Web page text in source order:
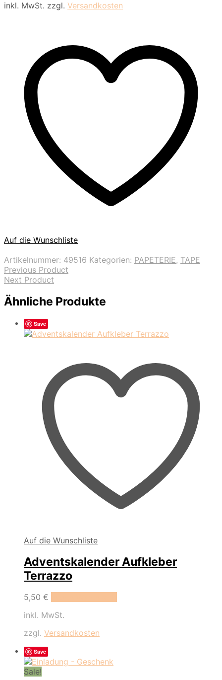
inkl. MwSt. zzgl. Versandkosten
Auf die Wunschliste
Artikelnummer: 49516 Kategorien: PAPETERIE, TAPE
Previous Product
Next Product
Ähnliche Produkte
Save
Auf die Wunschliste
Adventskalender Aufkleber
Terrazzo
5,50 €
inkl. MwSt.
zzgl. Versandkosten
Save
Sale!